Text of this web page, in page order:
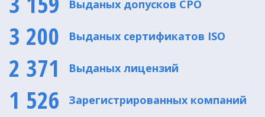
Выданых допусков CPO
3 200 Выданых сертификатов ISO
2 371 Выданых лицензий
1 526 Зарегистрированных компаний